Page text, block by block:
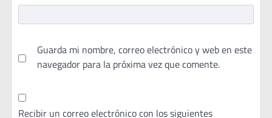
Guarda mi nombre, correo electrónico y web en este
navegador para la próxima vez que comente.
Recibir un correo electrónico con los siguientes